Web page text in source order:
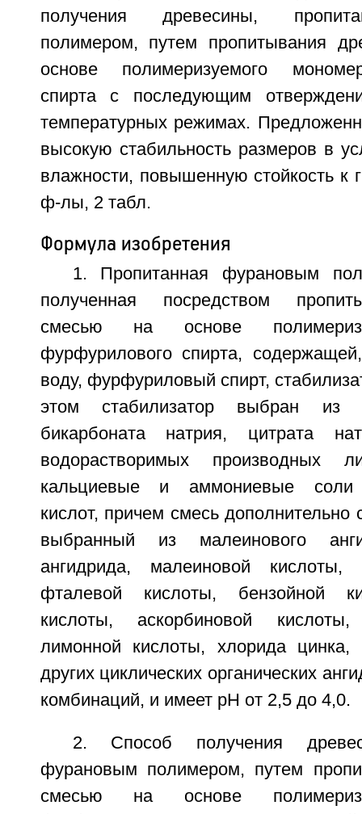
получения древесины,
полимером, путем пропитывания
основе полимеризуемого
спирта с последующим
температурных режимах.
высокую стабильность размеров в
влажности, повышенную стойкость к
ф-лы, 2 табл.
Формула изобретения
1. Пропитанная фурановым
полученная посредством
смесью на основе
фурфурилового спирта,
воду, фурфуриловый спирт,
этом стабилизатор выбран из
бикарбоната натрия, цитрата
водорастворимых производных
кальциевые и аммониевые соли
кислот, причем смесь дополнительно
выбранный из малеинового
ангидрида, малеиновой кислоты,
фталевой кислоты, бензойной
кислоты, аскорбиновой
лимонной кислоты, хлорида
других циклических органических
комбинаций, и имеет рН от 2,5 до 4,0.
2. Способ получения
фурановым полимером, путем
смесью на основе